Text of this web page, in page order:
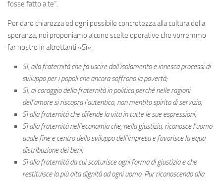
fosse fatto a te”.
Per dare chiarezza ed ogni possibile concretezza alla cultura della
speranza, noi proponiamo alcune scelte operative che vorremmo
far nostre in altrettanti «Sì»:
Sì, alla fraternità che fa uscire dall’isolamento e innesca processi di
sviluppo per i popoli che ancora soffrono la povertà;
Sì, al coraggio della fraternità in politica perché nelle ragioni
dell’amore si riscopra l’autentico, non mentito spirito di servizio;
Sì alla fraternità che difende la vita in tutte le sue espressioni;
Sì alla fraternità nell’economia che, nella giustizia, riconosce l’uomo
quale fine e centro dello sviluppo dell’impresa e favorisce la equa
distribuzione dei beni;
Sì alla fraternità da cui scaturisce ogni forma di giustizia e che
restituisce la più alta dignità ad ogni uomo. Pur riconoscendo alla